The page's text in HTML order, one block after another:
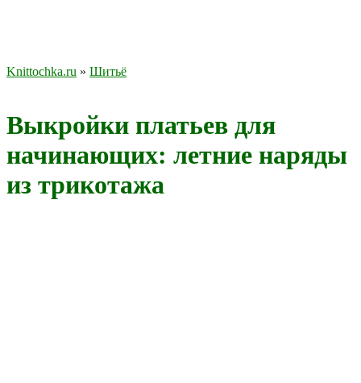
Knittochka.ru » Шитьё
Выкройки платьев для
начинающих: летние наряды
из трикотажа